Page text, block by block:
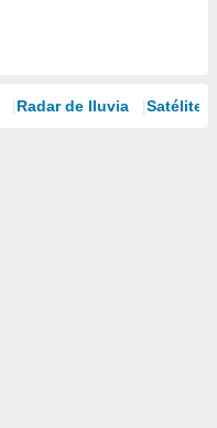
Radar de lluvia Satélites